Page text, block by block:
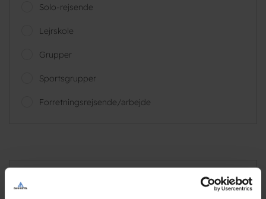
Solo-rejsende
Lejrskole
Grupper
Sportsgrupper
Forretningsrejsende/arbejde